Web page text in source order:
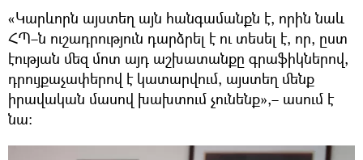
«Կարևորն այստեղ այն հանգամանքն է, որին նաև
ՀՊ–ն ուշադրություն դարձրել է ու տեսել է, որ, ըստ
էության մեզ մոտ այդ աշխատանքը գրաֆիկներով,
դրույքաչափերով է կատարվում, այստեղ մենք
իրավական մասով խախտում չունենք»,– ասում է
նա։